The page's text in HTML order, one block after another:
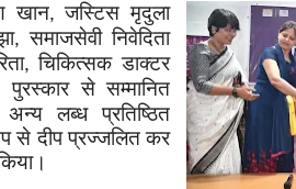
खान,जस्टिस मृदुला
,समाजसेवी निवेदिता
,चिकित्सक डाक्टर
पुरस्कार से सम्मानित
लब्ध प्रतिष्ठित
से दीप प्रज्जलित कर